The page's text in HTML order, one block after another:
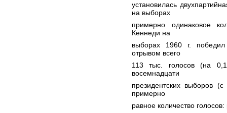
установилась
на выборах
примерно одинаковое
Кеннеди на
выборах 1960 г.
отрывом всего
113 тыс. голосов (на
восемнадцати
президентских выборов
примерно
равное количество